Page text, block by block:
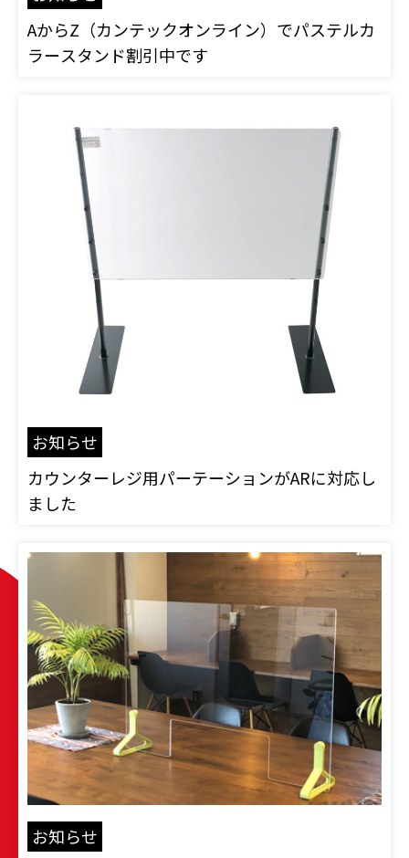
AからZ（カンテックオンライン）でパステルカ
ラースタンド割引中です
お知らせ
カウンターレジ用パーテーションがARに対応し
ました
お知らせ